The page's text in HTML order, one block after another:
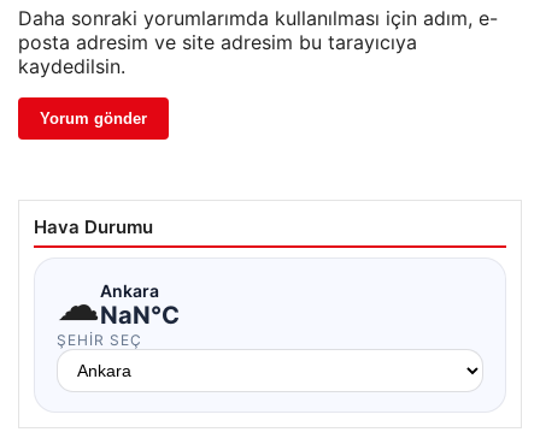
Daha sonraki yorumlarımda kullanılması için adım, e-
posta adresim ve site adresim bu tarayıcıya
kaydedilsin.
Hava Durumu
☁Ankara
NaN°C
ŞEHIR SEÇ